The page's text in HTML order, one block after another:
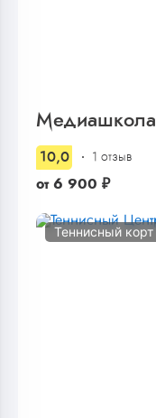
Медиашкола
10,0 1 отзыв
от 6 900 ₽
Теннисный корт